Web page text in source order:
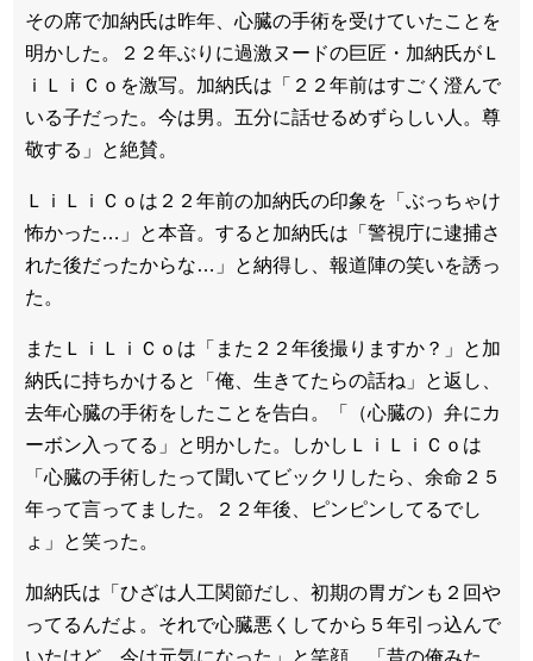
その席で加納氏は昨年、心臓の手術を受けていたことを
明かした。２２年ぶりに過激ヌードの巨匠・加納氏がＬ
ｉＬｉＣｏを激写。加納氏は「２２年前はすごく澄んで
いる子だった。今は男。五分に話せるめずらしい人。尊
敬する」と絶賛。
ＬｉＬｉＣｏは２２年前の加納氏の印象を「ぶっちゃけ
怖かった…」と本音。すると加納氏は「警視庁に逮捕さ
れた後だったからな…」と納得し、報道陣の笑いを誘っ
た。
またＬｉＬｉＣｏは「また２２年後撮りますか？」と加
納氏に持ちかけると「俺、生きてたらの話ね」と返し、
去年心臓の手術をしたことを告白。「（心臓の）弁にカ
ーボン入ってる」と明かした。しかしＬｉＬｉＣｏは
「心臓の手術したって聞いてビックリしたら、余命２５
年って言ってました。２２年後、ピンピンしてるでし
ょ」と笑った。
加納氏は「ひざは人工関節だし、初期の胃ガンも２回や
ってるんだよ。それで心臓悪くしてから５年引っ込んで
いたけど、今は元気になった」と笑顔。「昔の俺みた